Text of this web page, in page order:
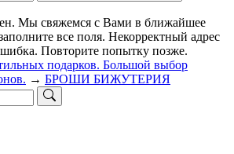
Мы свяжемся с Вами в ближайшее
все поля. Некорректный адрес
Повторите попытку позже.
подарков. Большой выбор
→ БРОШИ БИЖУТЕРИЯ